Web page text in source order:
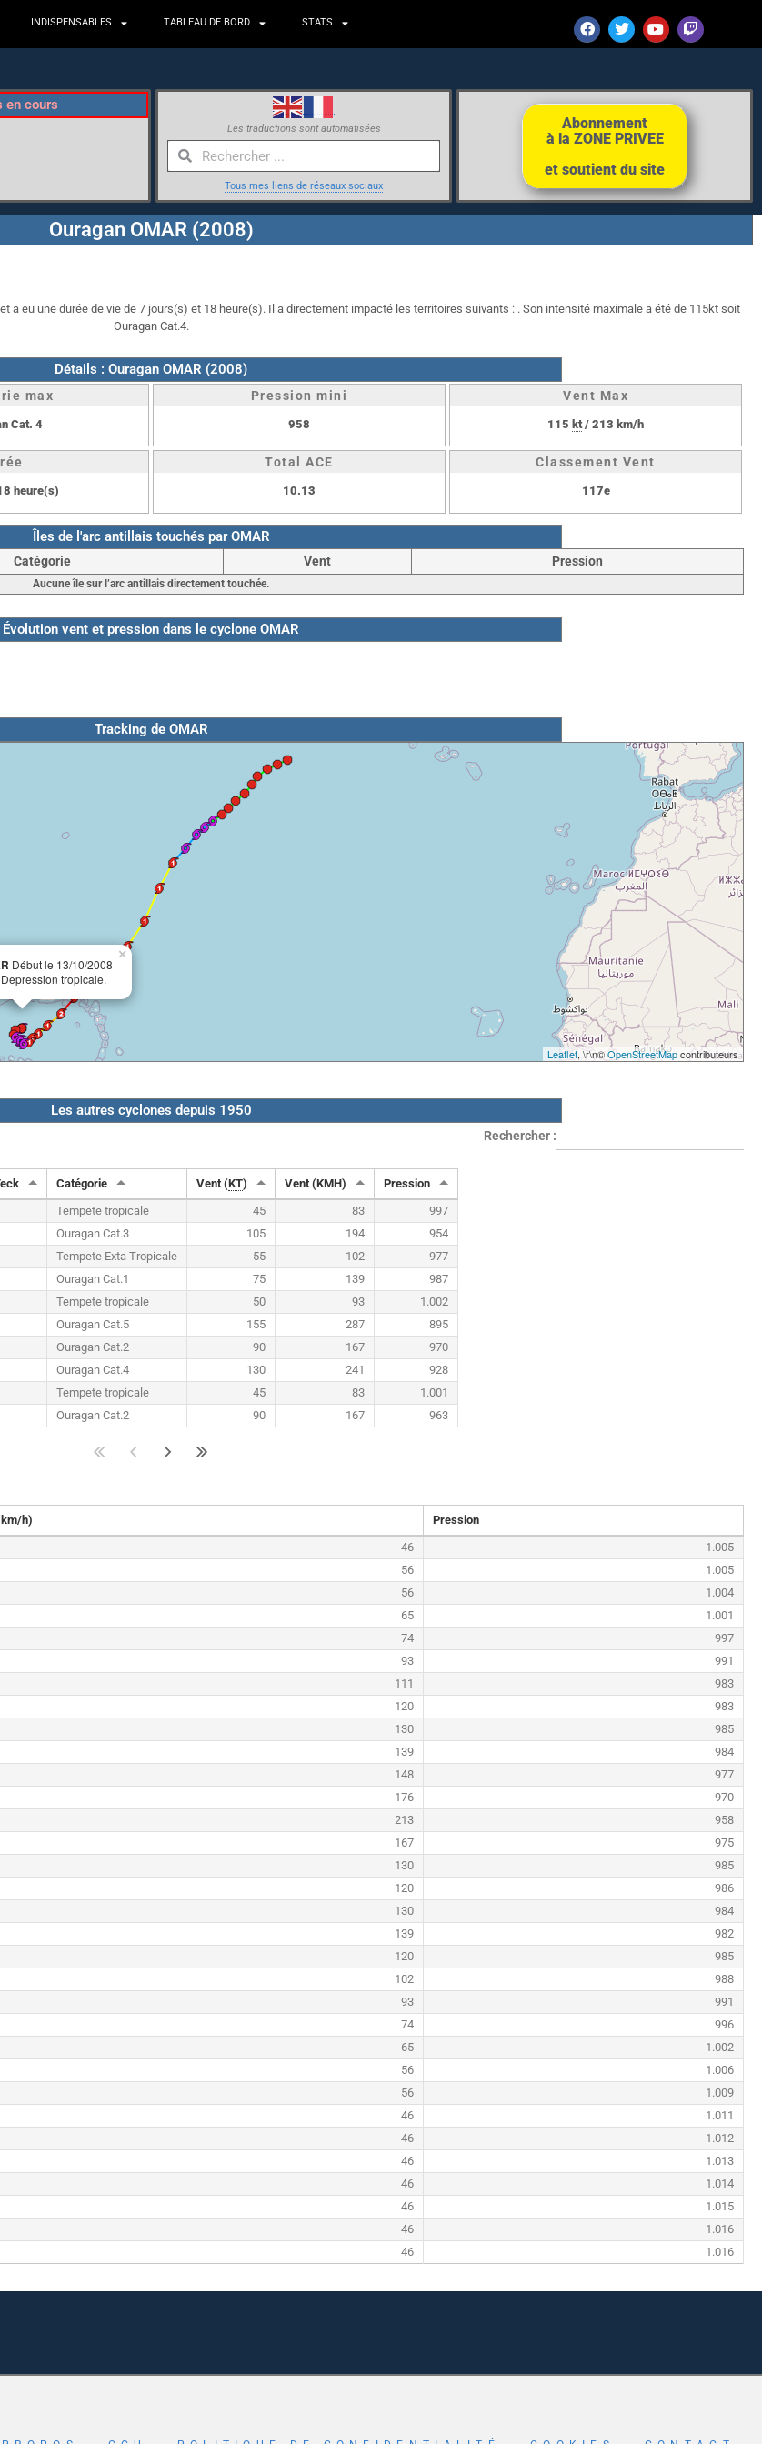
INDISPENSABLES TABLEAU DE BORD STATS
en cours
Les traductions sont automatisées
Tous mes liens de réseaux sociaux
Abonnement
à la ZONE PRIVEE
et soutient du site
Ouragan OMAR (2008)
a eu une durée de vie de 7 jours(s) et 18 heure(s). Il a directement impacté les territoires suivants : . Son intensité maximale a été de 115kt soit
Ouragan Cat.4.
Détails : Ouragan OMAR (2008)
max
Cat. 4
Pression mini
958
Vent Max
115 kt/ 213 km/h
heure(s)
Total ACE
10.13
Classement Vent
117e
Îles de l'arc antillais touchés par OMAR
Catégorie Vent Pression
Aucune île sur l’arc antillais directement touchée.
Évolution vent et pression dans le cyclone OMAR
Tracking de OMAR
Début le 13/10/2008
tropicale.
×
Leaflet, \r\n©OpenStreetMapcontributeurs
Les autres cyclones depuis 1950
Rechercher :
Catégorie Vent (KT) Vent (KMH)
Pression
Tempete tropicale 45 83
997
Ouragan Cat.3 105 194
954
Tempete Exta Tropicale 55 102
977
Ouragan Cat.1 75 139
987
Tempete tropicale 50 93
1.002
Ouragan Cat.5 155 287
895
Ouragan Cat.2 90 167
970
Ouragan Cat.4 130 241
928
Tempete tropicale 45 83
1.001
Ouragan Cat.2 90 167 963
h)
Pression
46
1.005
56
1.005
56
1.004
65
1.001
74
997
93
991
111
983
120
983
130
985
139
984
148
977
176
970
213
958
167
975
130
985
120
986
130
984
139
982
120
985
102
988
93
991
74
996
65
1.002
56
1.006
56
1.009
46
1.011
46
1.012
46
1.013
46
1.014
46
1.015
46
1.016
46 1.016